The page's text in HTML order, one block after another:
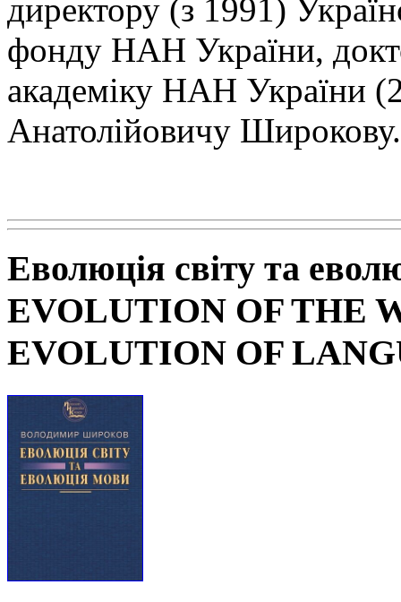
директору (з 1991)
фонду НАН України,
академіку НАН України
Анатолійовичу Широкову.
Еволюція світу та
EVOLUTION OF THE
EVOLUTION OF